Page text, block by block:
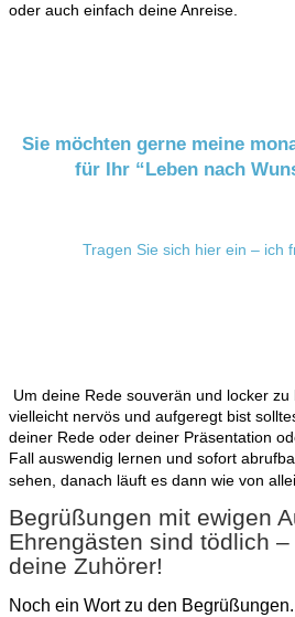
oder auch einfach deine Anreise.
Sie möchten gerne meine
für Ihr “Leben nach
Tragen Sie sich hier ein – ich
Um deine Rede souverän und locker
vielleicht nervös und aufgeregt bist
deiner Rede oder deiner Präsentation
Fall auswendig lernen und sofort
sehen, danach läuft es dann wie von
Begrüßungen mit ewigen
Ehrengästen sind tödlich
deine Zuhörer!
Noch ein Wort zu den